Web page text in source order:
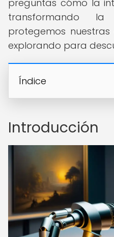
preguntas cómo la
transformando
protegemos
explorando para
Índice
Introducción